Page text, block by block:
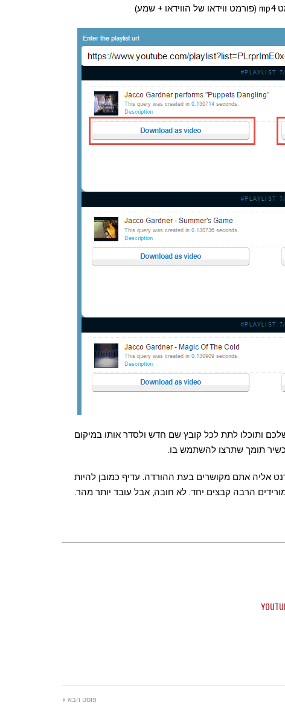
ותוכלו לתת לכל קובץ שם חדש ולסדר אותו במיקום
תומך שתרצו להשתמש בו.
אליה אתם מקושרים בעת ההורדה. עדיף כמובן להיות
פוסט הבא »